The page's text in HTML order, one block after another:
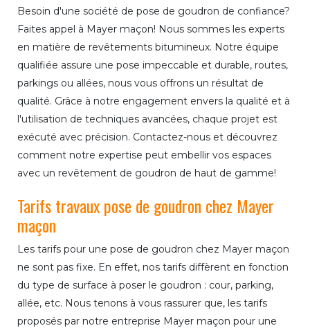
Besoin d'une société de pose de goudron de confiance?
Faites appel à Mayer maçon! Nous sommes les experts
en matière de revêtements bitumineux. Notre équipe
qualifiée assure une pose impeccable et durable, routes,
parkings ou allées, nous vous offrons un résultat de
qualité. Grâce à notre engagement envers la qualité et à
l'utilisation de techniques avancées, chaque projet est
exécuté avec précision. Contactez-nous et découvrez
comment notre expertise peut embellir vos espaces
avec un revêtement de goudron de haut de gamme!
Tarifs travaux pose de goudron chez Mayer
maçon
Les tarifs pour une pose de goudron chez Mayer maçon
ne sont pas fixe. En effet, nos tarifs diffèrent en fonction
du type de surface à poser le goudron : cour, parking,
allée, etc. Nous tenons à vous rassurer que, les tarifs
proposés par notre entreprise Mayer maçon pour une